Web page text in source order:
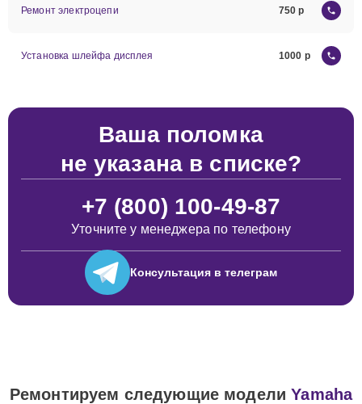
Ремонт электроцепи 750
Установка шлейфа дисплея 1000
Ваша поломка
не указана в списке?
+7 (800) 100-49-87
Уточните у менеджера по телефону
Консультация в телеграм
Ремонтируем следующие моделиYamaha